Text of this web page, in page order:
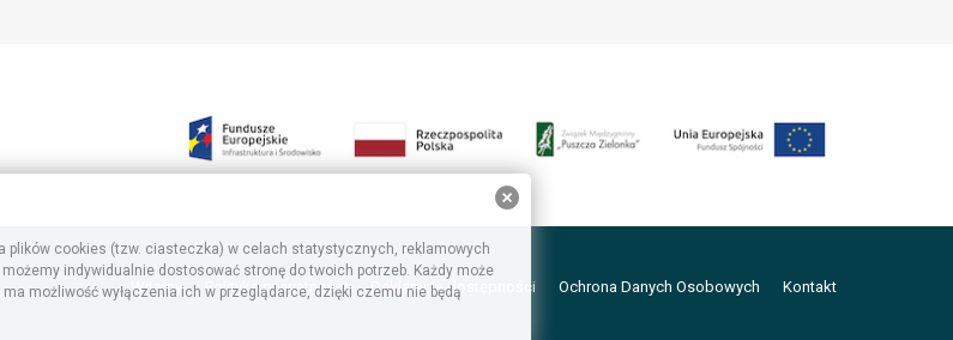
Witamy Polityka prywatności Deklaracja dostępności Ochrona Danych Osobowych Kontakt
plików cookies (tzw. ciasteczka) w celach statystycznych, reklamowych
indywidualnie dostosować stronę do twoich potrzeb. Każdy może
możliwość wyłączenia ich w przeglądarce, dzięki czemu nie będą